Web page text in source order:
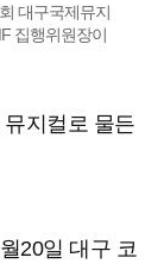
대구국제뮤지
집행위원장이
지컬로 물든
20일 대구 코